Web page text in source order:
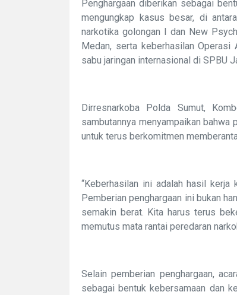
Penghargaan diberikan sebagai
mengungkap kasus besar, di
narkotika golongan I dan New
Medan, serta keberhasilan
sabu jaringan internasional di SPBU
Dirresnarkoba Polda Sumut,
sambutannya menyampaikan
untuk terus berkomitmen
“Keberhasilan ini adalah hasil
Pemberian penghargaan ini bukan
semakin berat. Kita harus terus
memutus mata rantai peredaran
Selain pemberian penghargaan,
sebagai bentuk kebersamaan dan